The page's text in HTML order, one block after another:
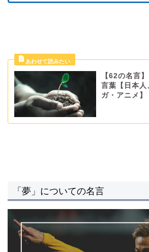
【62の名言
言葉【日本人
ガ・アニメ】
「夢」についての名言